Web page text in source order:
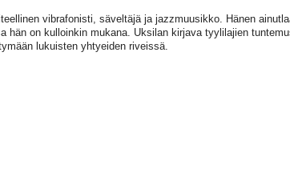
vibrafonisti, säveltäjä ja jazzmuusikko. Hänen
hän on kulloinkin mukana. Uksilan kirjava tyylilajien
lukuisten yhtyeiden riveissä.